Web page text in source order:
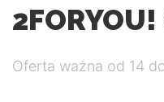
2FORYOU!
Oferta ważna od 14